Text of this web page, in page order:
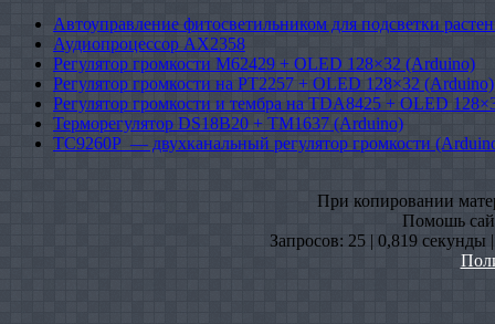
Автоуправление фитосветильником для подсветки
Аудиопроцессор AX2358
Регулятор громкости M62429 + OLED 128×32 (Arduino)
Регулятор громкости на PT2257 + OLED 128×32 (Arduino)
Регулятор громкости и тембра на TDA8425 + OLED
Терморегулятор DS18B20 + TM1637 (Arduino)
TC9260P — двухканальный регулятор громкости
При копировании
Помошь
Запросов: 25 | 0,819 секунды